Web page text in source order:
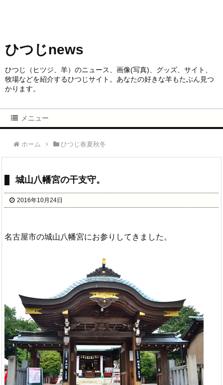
ひつじnews
ひつじ（ヒツジ、羊）のニュース、画像(写真)、グッズ、サイト、
牧場などを紹介するひつじサイト。あなたの好きな羊もたぶん見つ
かります。
メニュー
ホーム ひつじ春夏秋冬
城山八幡宮の干支守。
2016年10月24日
名古屋市の城山八幡宮にお参りしてきました。